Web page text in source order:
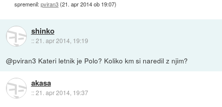
spremenil:pviran3(21. apr 2014 ob 19:07)
shinko
::21. apr 2014, 19:19
@pviran3 Kateri letnik je Polo? Koliko km si naredil z njim?
akasa
::21. apr 2014, 19:37